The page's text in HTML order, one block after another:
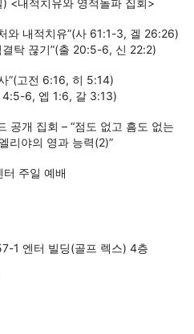
<내적치유와 영적돌파 집회>
와 내적치유”(사 61:1-3, 겔 26:26)
탁 끊기”(출 20:5-6, 신 22:2)
”(고전 6:16, 히 5:14)
4:5-6, 엡 1:6, 갈 3:13)
공개 집회 – “점도 없고 흠도 없는
리야의 영과 능력(2)”
주일 예배
1 엔터 빌딩(골프 렉스) 4층